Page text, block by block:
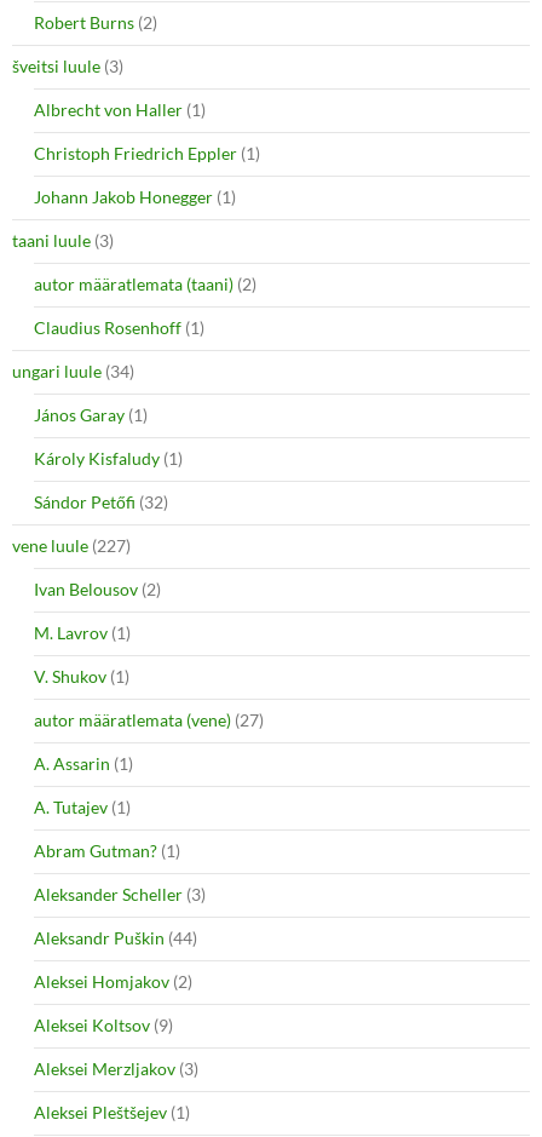
Robert Burns (2)
šveitsi luule (3)
Albrecht von Haller (1)
Christoph Friedrich Eppler (1)
Johann Jakob Honegger (1)
taani luule (3)
autor määratlemata (taani) (2)
Claudius Rosenhoff (1)
ungari luule (34)
János Garay (1)
Károly Kisfaludy (1)
Sándor Petőfi (32)
vene luule (227)
Ivan Belousov (2)
M. Lavrov (1)
V. Shukov (1)
autor määratlemata (vene) (27)
A. Assarin (1)
A. Tutajev (1)
Abram Gutman? (1)
Aleksander Scheller (3)
Aleksandr Puškin (44)
Aleksei Homjakov (2)
Aleksei Koltsov (9)
Aleksei Merzljakov (3)
Aleksei Pleštšejev (1)